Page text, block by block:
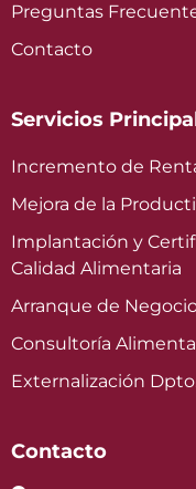
Preguntas
Contacto
Servicios
Incremento de
Mejora de la
Implantación y
Calidad Alimentaria
Arranque de
Consultoría
Externalización
Contacto